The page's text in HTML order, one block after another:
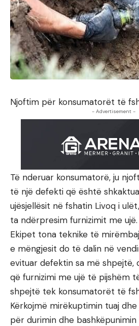
Njoftim për konsumatorët të
- Advertisement -
Të nderuar konsumatorë, ju
të një defekti që është
ujësjellësit në fshatin Livoq i
ta ndërpresim furnizimit me ujë.
Ekipet tona teknike të
e mëngjesit do të dalin në
evituar defektin sa më shpejtë,
që furnizimi me ujë të pijshëm
shpejtë tek konsumatorët të
Kërkojmë mirëkuptimin tuaj
për durimin dhe